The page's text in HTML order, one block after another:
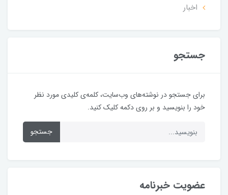
اخبار
جستجو
برای جستجو در نوشته‌های وب‌سایت، کلمه‌ی کلیدی مورد نظر
خود را بنویسید و بر روی دکمه کلیک کنید.
جستجو
عضویت خبرنامه